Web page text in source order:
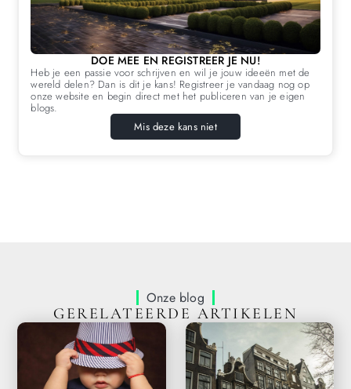
DOE MEE EN REGISTREER JE NU!
Heb je een passie voor schrijven en wil je jouw ideeën met de
wereld delen? Dan is dit je kans! Registreer je vandaag nog op
onze website en begin direct met het publiceren van je eigen
blogs.
Mis deze kans niet
Onze blog
GERELATEERDE ARTIKELEN